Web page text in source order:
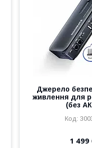
Джерело
живлення для
(без
1 499